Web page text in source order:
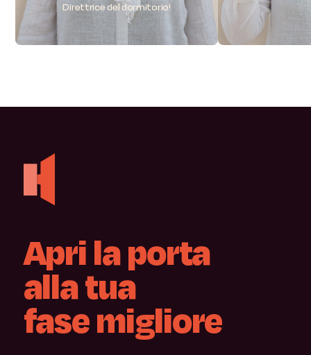
Direttrice del dormitorio!
Aprilaporta
allatua
fasemigliore